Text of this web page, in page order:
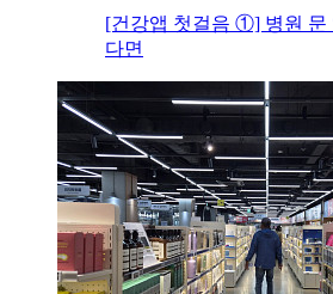
[건강앱 첫걸음 ①] 병원 문
다면